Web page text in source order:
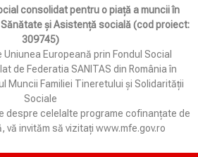
consolidat pentru o piață a muncii în
și Asistență socială (cod proiect:
309745)
Europeană prin Fondul Social
de Federatia SANITAS din România în
Muncii Familiei Tineretului și Solidarității
Sociale
despre celelalte programe cofinanțate de
vă invităm să vizitați www.mfe.gov.ro